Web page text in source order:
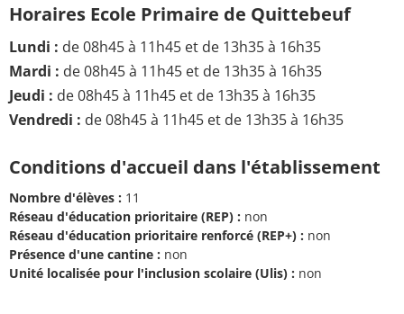
Horaires Ecole Primaire de Quittebeuf
Lundi : de 08h45 à 11h45 et de 13h35 à 16h35
Mardi : de 08h45 à 11h45 et de 13h35 à 16h35
Jeudi : de 08h45 à 11h45 et de 13h35 à 16h35
Vendredi : de 08h45 à 11h45 et de 13h35 à 16h35
Conditions d'accueil dans l'établissement
Nombre d'élèves : 11
Réseau d'éducation prioritaire (REP) : non
Réseau d'éducation prioritaire renforcé (REP+) : non
Présence d'une cantine : non
Unité localisée pour l'inclusion scolaire (Ulis) : non